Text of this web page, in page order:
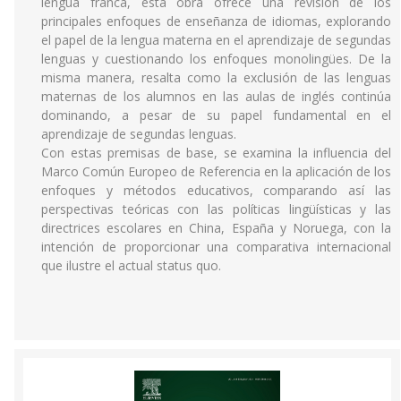
principales enfoques de enseñanza de idiomas, explorando
el papel de la lengua materna en el aprendizaje de segundas
lenguas y cuestionando los enfoques monolingües. De la
misma manera, resalta como la exclusión de las lenguas
maternas de los alumnos en las aulas de inglés continúa
dominando, a pesar de su papel fundamental en el
aprendizaje de segundas lenguas.
Con estas premisas de base, se examina la influencia del
Marco Común Europeo de Referencia en la aplicación de los
enfoques y métodos educativos, comparando así las
perspectivas teóricas con las políticas lingüísticas y las
directrices escolares en China, España y Noruega, con la
intención de proporcionar una comparativa internacional
que ilustre el actual status quo.